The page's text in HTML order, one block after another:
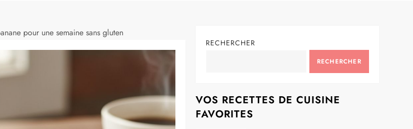
pour une semaine sans gluten
RECHERCHER
RECHERCHER
VOS RECETTES DE CUISINE
FAVORITES